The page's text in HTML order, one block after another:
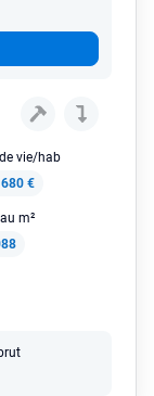
vie/hab
€
m²